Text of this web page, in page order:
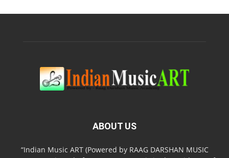
ABOUT US
“Indian Music ART (Powered by RAAG DARSHAN MUSIC